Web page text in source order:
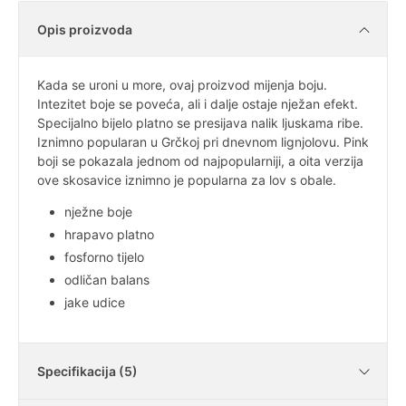
Opis proizvoda
Kada se uroni u more, ovaj proizvod mijenja boju.
Intezitet boje se poveća, ali i dalje ostaje nježan efekt.
Specijalno bijelo platno se presijava nalik ljuskama ribe.
Iznimno popularan u Grčkoj pri dnevnom lignjolovu. Pink
boji se pokazala jednom od najpopularniji, a oita verzija
ove skosavice iznimno je popularna za lov s obale.
nježne boje
hrapavo platno
fosforno tijelo
odličan balans
jake udice
Specifikacija (5)